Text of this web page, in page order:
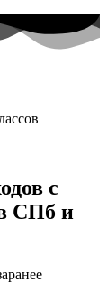
с
СПб и